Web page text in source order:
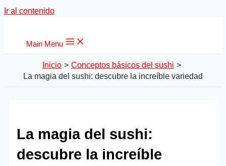
Ir al contenido
Main Menu
Inicio
Conceptos básicos del sushi
La magia del sushi: descubre la increíble variedad
La magia del sushi:
descubre la increíble